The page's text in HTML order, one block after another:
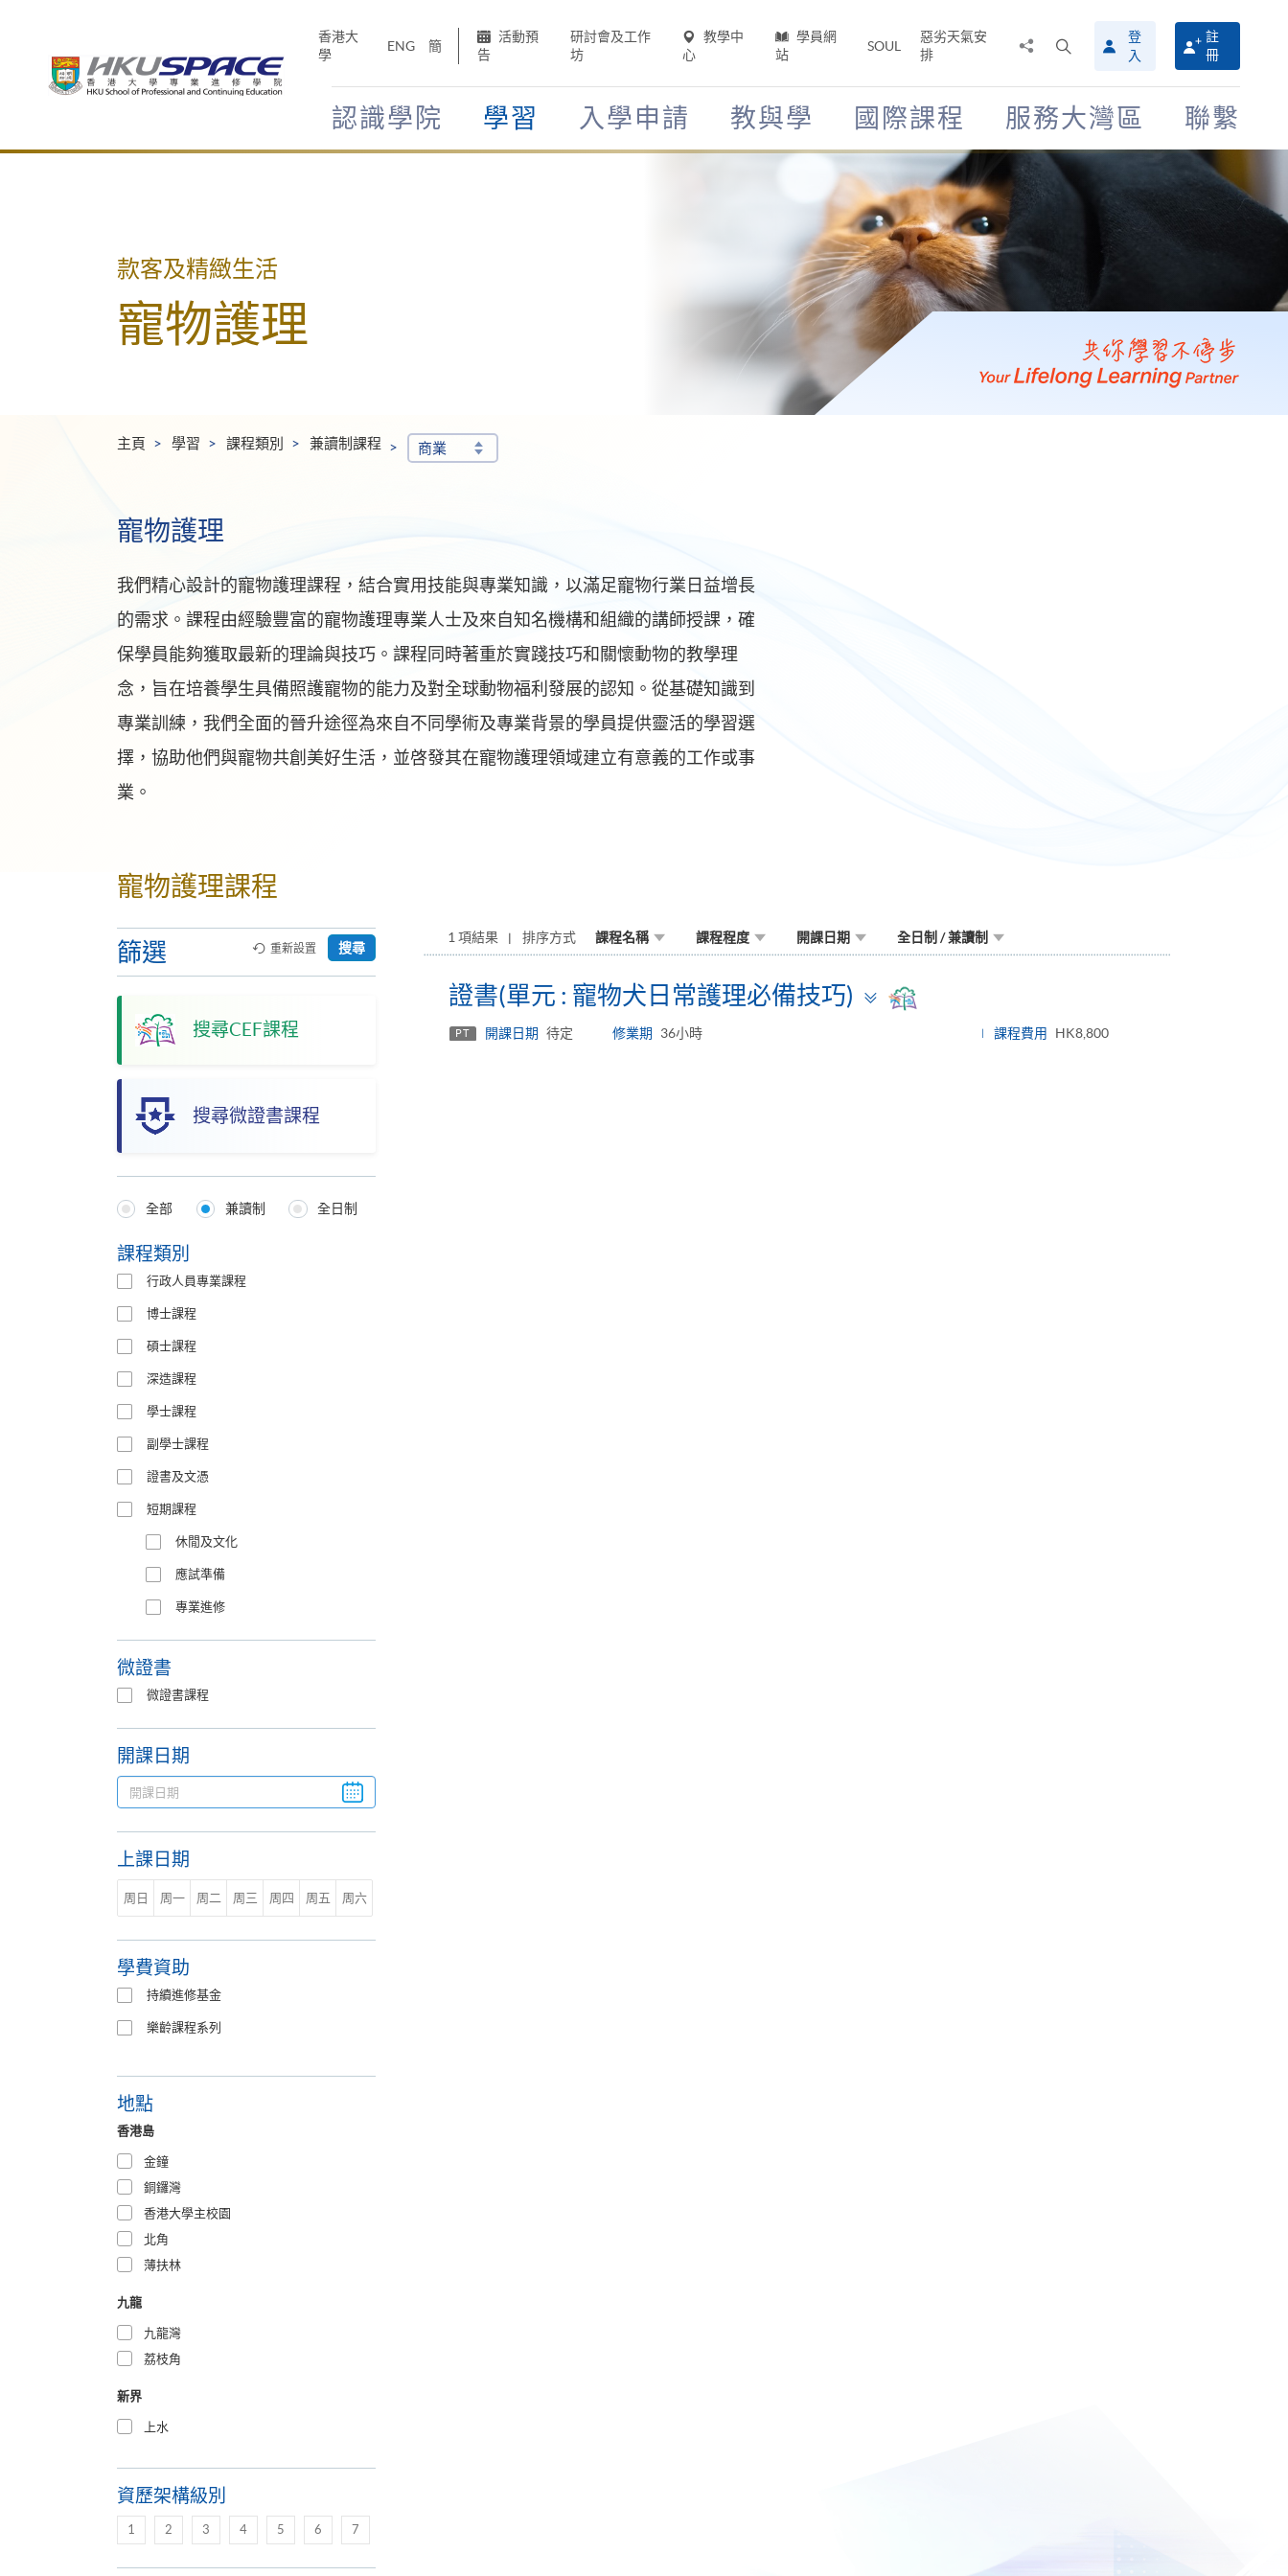
香港大
學
ENG 簡
活動預
告
研討會及工作
坊
教學中
心
學員網
站
SOUL
惡劣天氣安
排
搜
尋
介
面
登
入
註
冊
認識學院 學習 入學申請 教與學 國際課程 服務大灣區 聯繫
Main
款客及精緻生活
寵物護理
主頁 學習 課程類別 兼讀制課程 商業
寵物護理
我們精心設計的寵物護理課程，結合實用技能與專業知識，以滿足寵物行業日益增長
的需求。課程由經驗豐富的寵物護理專業人士及來自知名機構和組織的講師授課，確
保學員能夠獲取最新的理論與技巧。課程同時著重於實踐技巧和關懷動物的教學理
念，旨在培養學生具備照護寵物的能力及對全球動物福利發展的認知。從基礎知識到
專業訓練，我們全面的晉升途徑為來自不同學術及專業背景的學員提供靈活的學習選
擇，協助他們與寵物共創美好生活，並啓發其在寵物護理領域建立有意義的工作或事
業。
寵物護理課程
篩選
搜尋CEF課程
搜尋微證書課程
重新設置 搜尋
Programmes
Type
全部 兼讀制 全日制
課程類別
行政人員專業課程
博士課程
碩士課程
深造課程
學士課程
副學士課程
證書及文憑
短期課程
休閒及文化
應試準備
專業進修
微證書
微證書課程
開課日期
上課日期
周日 周一 周二 周三 周四 周五 周六
學費資助
持續進修基金
樂齡課程系列
地點
香港島
金鐘
銅鑼灣
香港大學主校園
北角
薄扶林
九龍
九龍灣
荔枝角
新界
上水
資歷架構級別
1 2 3 4 5 6 7
1 項結果 排序方式 課程名稱 課程程度 開課日期 全日制 / 兼讀制
證書(單元 : 寵物犬日常護理必備技巧)
Toggle
PT 開課日期 待定 修業期 36小時 課程費用 HK8,800